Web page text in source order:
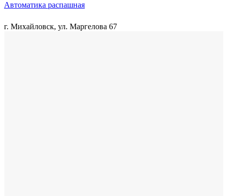
Автоматика распашная
г. Михайловск, ул. Маргелова 67